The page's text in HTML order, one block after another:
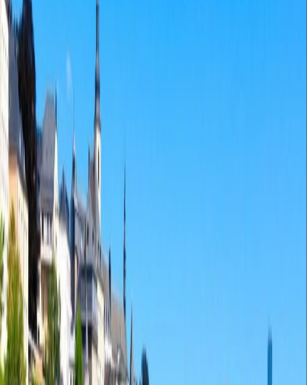
Temperaturkontrolle
Alle anzeigen
Standort
Büroräume von
Büroraum